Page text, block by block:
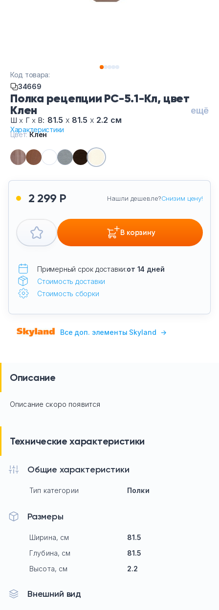
Полка рецепции РС-5.1-Кл, цвет
Клен
ещё
Шх Г х В: 81.5 х 81.5 х 2.2 см
Характеристики
Код товара:
34669
2 299 Р Нашли дешевле?Снизим цену!
В корзину
Примерный срок доставки:от 14 дней
Стоимость доставки
Стоимость сборки
Цвет:Клен
Все доп. элементы Skyland →
Описание
Описание скоро появится
Технические характеристики
Общие характеристики
Тип категории Полки
Размеры
Ширина, см
81.5
Глубина, см
81.5
Высота, см
2.2
Внешний вид
Искусственные растения
Кашпо